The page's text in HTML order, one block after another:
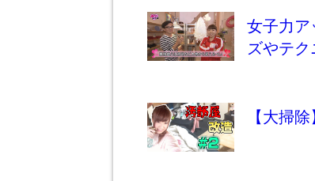
女子力ア
ズやテク
【大掃